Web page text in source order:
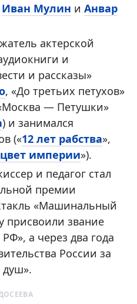
Иван Мулин и Анвар
актерской
и
и рассказы»
, «До третьих петухов»
— Петушки»
) и занимался
(«12 лет рабства»,
империи»).
и педагог стал
премии
«Машинальный
присвоили звание
а через два года
России за
душ».